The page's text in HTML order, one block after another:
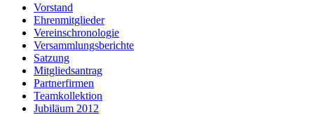
Vorstand
Ehrenmitglieder
Vereinschronologie
Versammlungsberichte
Satzung
Mitgliedsantrag
Partnerfirmen
Teamkollektion
Jubiläum 2012